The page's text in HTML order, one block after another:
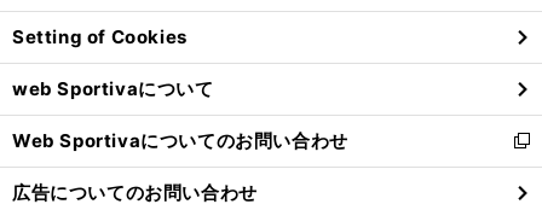
ン
ド
ウ
で
開
く
Setting of Cookies
web Sportivaについて
Web Sportivaについてのお問い合わせ
新
し
い
広告についてのお問い合わせ